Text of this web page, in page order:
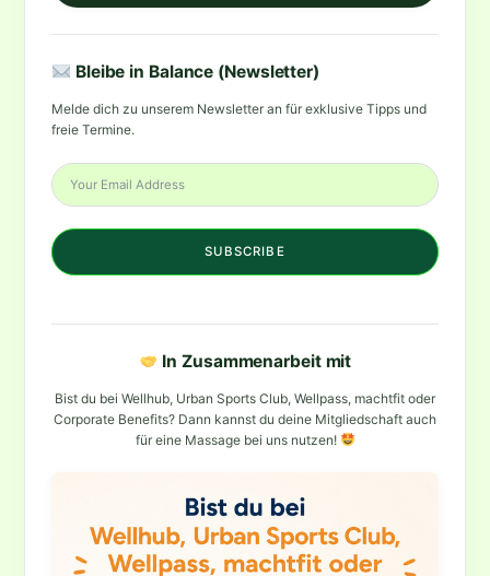
Bleibe in Balance (Newsletter)
Melde dich zu unserem Newsletter an für exklusive Tipps und
freie Termine.
SUBSCRIBE
In Zusammenarbeit mit
Bist du bei Wellhub, Urban Sports Club, Wellpass, machtfit oder
Corporate Benefits? Dann kannst du deine Mitgliedschaft auch
für eine Massage bei uns nutzen!